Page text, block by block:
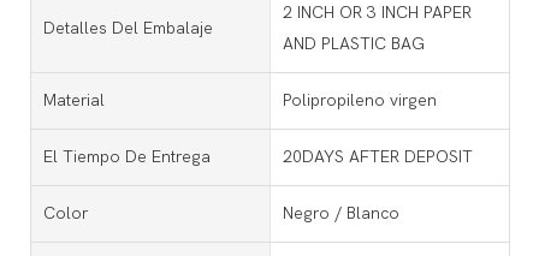
Detalles Del Embalaje
2 INCH OR 3 INCH PAPER
AND PLASTIC BAG
Material Polipropileno virgen
El Tiempo De Entrega 20DAYS AFTER DEPOSIT
Color Negro / Blanco